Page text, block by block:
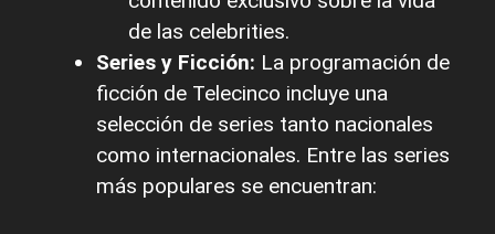
de las celebrities.
Series y Ficción: La programación de
ficción de Telecinco incluye una
selección de series tanto nacionales
como internacionales. Entre las series
más populares se encuentran: